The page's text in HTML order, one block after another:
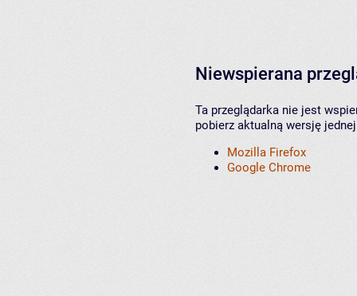
Niewspierana
Ta przeglądarka nie jest
pobierz aktualną wersję
Mozilla Firefox
Google Chrome